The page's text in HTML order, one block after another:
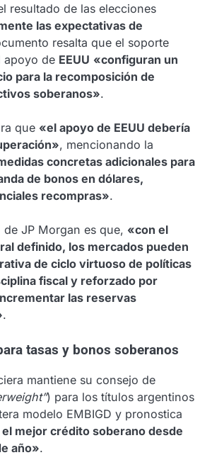
resultado de las elecciones
las expectativas de
resalta que el soporte
apoyo de EEUU «configuran un
para la recomposición de
soberanos».
que «el apoyo de EEUU debería
, mencionando la
concretas adicionales para
de bonos en dólares,
recompras».
JP Morgan es que, «con el
definido, los mercados pueden
de ciclo virtuoso de políticas
fiscal y reforzado por
las reservas
.
tasas y bonos soberanos
mantiene su consejo de
) para los títulos argentinos
modelo EMBIGD y pronostica
el mejor crédito soberano desde
año».